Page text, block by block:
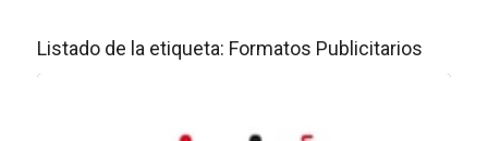
Listado de la etiqueta: Formatos Publicitarios